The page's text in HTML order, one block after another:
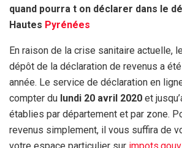
quand pourra t on déclarer dans le
Hautes Pyrénées
En raison de la crise sanitaire actuelle,
dépôt de la déclaration de revenus a
année. Le service de déclaration en
compter du lundi 20 avril 2020 et
établies par département et par zone.
revenus simplement, il vous suffira de